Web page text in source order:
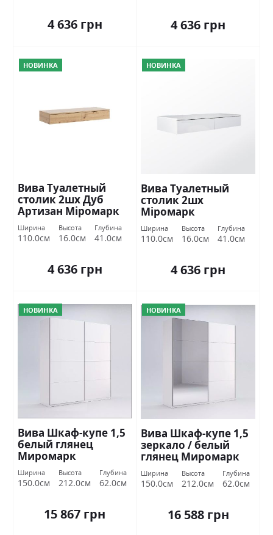
4 636 грн 4 636 грн
НОВИНКА
Вива Туалетный
столик 2шх Дуб
Артизан Міромарк
Ширина
110.0см
Высота
16.0см
Глубина
41.0см
4 636 грн
НОВИНКА
Вива Туалетный
столик 2шх
Міромарк
Ширина
110.0см
Высота
16.0см
Глубина
41.0см
4 636 грн
НОВИНКА
Вива Шкаф-купе 1,5
белый глянец
Миромарк
Ширина
150.0см
Высота
212.0см
Глубина
62.0см
15 867 грн
НОВИНКА
Вива Шкаф-купе 1,5
зеркало / белый
глянец Миромарк
Ширина
150.0см
Высота
212.0см
Глубина
62.0см
16 588 грн